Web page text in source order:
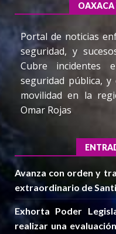
OAXACA
Portal de noticias
seguridad, y
Cubre incidentes
seguridad pública,
movilidad en la
Omar Rojas
Avanza con orden y
extraordinario de
Exhorta Poder
realizar una